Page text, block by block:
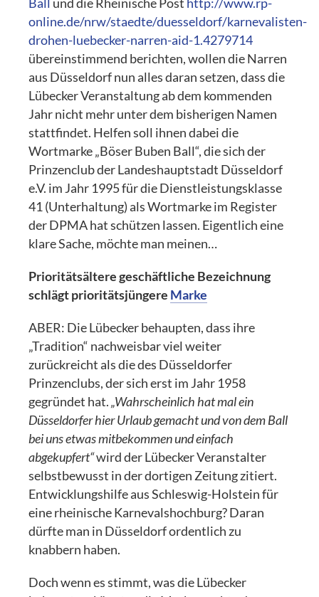
online.de/nrw/staedte/duesseldorf/karnevalisten-
drohen-luebecker-narren-aid-1.4279714
übereinstimmend berichten, wollen die Narren
aus Düsseldorf nun alles daran setzen, dass die
Lübecker Veranstaltung ab dem kommenden
Jahr nicht mehr unter dem bisherigen Namen
stattfindet. Helfen soll ihnen dabei die
Wortmarke „Böser Buben Ball“, die sich der
Prinzenclub der Landeshauptstadt Düsseldorf
e.V. im Jahr 1995 für die Dienstleistungsklasse
41 (Unterhaltung) als Wortmarke im Register
der DPMA hat schützen lassen. Eigentlich eine
klare Sache, möchte man meinen…
Prioritätsältere geschäftliche Bezeichnung
schlägt prioritätsjüngere Marke
ABER: Die Lübecker behaupten, dass ihre
„Tradition“ nachweisbar viel weiter
zurückreicht als die des Düsseldorfer
Prinzenclubs, der sich erst im Jahr 1958
gegründet hat.„Wahrscheinlich hat mal ein
Düsseldorfer hier Urlaub gemacht und von dem Ball
bei uns etwas mitbekommen und einfach
abgekupfert“wird der Lübecker Veranstalter
selbstbewusst in der dortigen Zeitung zitiert.
Entwicklungshilfe aus Schleswig-Holstein für
eine rheinische Karnevalshochburg? Daran
dürfte man in Düsseldorf ordentlich zu
knabbern haben.
Doch wenn es stimmt, was die Lübecker